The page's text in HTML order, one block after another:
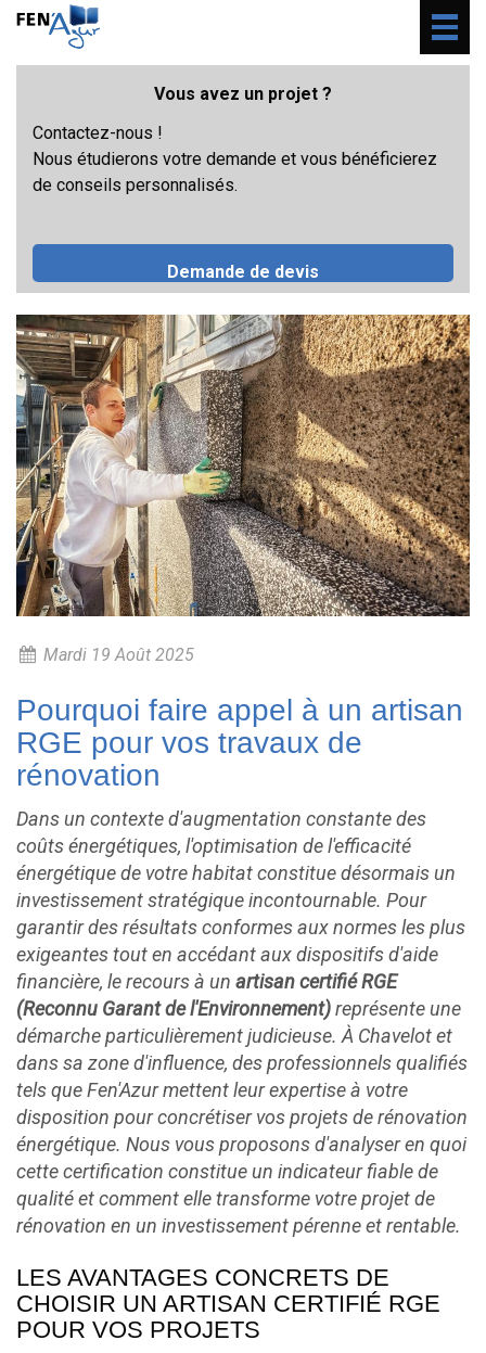
Vous avez un projet ?
Contactez-nous !
Nous étudierons votre demande et vous bénéficierez
de conseils personnalisés.
Demande de devis
Mardi 19 Août 2025
Pourquoi faire appel à un artisan
RGE pour vos travaux de
rénovation
Dans un contexte d'augmentation constante des
coûts énergétiques, l'optimisation de l'efficacité
énergétique de votre habitat constitue désormais un
investissement stratégique incontournable. Pour
garantir des résultats conformes aux normes les plus
exigeantes tout en accédant aux dispositifs d'aide
financière, le recours à un artisan certifié RGE
(Reconnu Garant de l'Environnement)représente une
démarche particulièrement judicieuse. À Chavelot et
dans sa zone d'influence, des professionnels qualifiés
tels que Fen'Azur mettent leur expertise à votre
disposition pour concrétiser vos projets de rénovation
énergétique. Nous vous proposons d'analyser en quoi
cette certification constitue un indicateur fiable de
qualité et comment elle transforme votre projet de
rénovation en un investissement pérenne et rentable.
LES AVANTAGES CONCRETS DE
CHOISIR UN ARTISAN CERTIFIÉ RGE
POUR VOS PROJETS